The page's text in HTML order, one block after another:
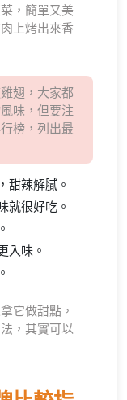
，簡單又美
上烤出來香
翅，大家都
味，但要注
榜，列出最
甜辣解膩。
就很好吃。
入味。
它做甜點，
，其實可以